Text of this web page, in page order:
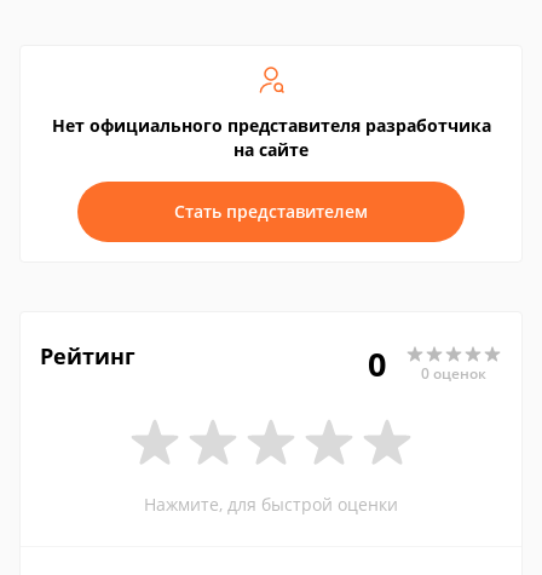
Нет официального представителя разработчика
на сайте
Стать представителем
Рейтинг 0 0 оценок
Нажмите, для быстрой оценки